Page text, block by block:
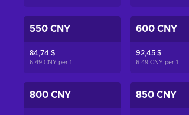
550 CNY
84,74 $
6.49 CNY per 1
600 CNY
92,45 $
6.49 CNY per 1
800 CNY 850 CNY